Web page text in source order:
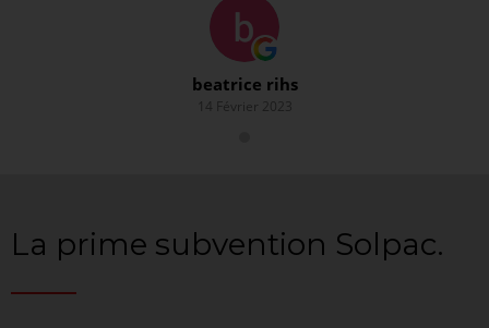
beatrice rihs
14 Février 2023
La prime subvention Solpac.